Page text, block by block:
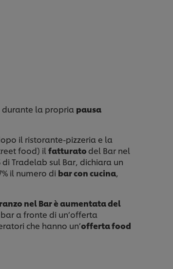
la propria pausa
il ristorante-pizzeria e la
food) ilfatturato del Bar nel
di Tradelab sul Bar, dichiara un
il numero di bar con cucina,
nel Bar è aumentata del
a fronte di un’offerta
che hanno un’offerta food